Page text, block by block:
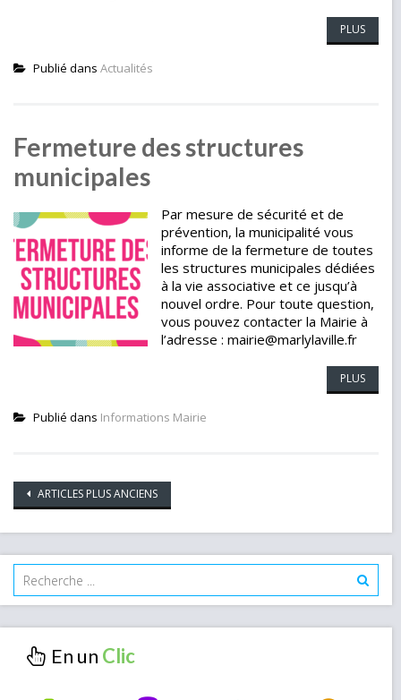
PLUS
Publié dans Actualités
Fermeture des structures
municipales
Par mesure de sécurité et de
prévention, la municipalité vous
informe de la fermeture de toutes
les structures municipales dédiées
à la vie associative et ce jusqu’à
nouvel ordre. Pour toute question,
vous pouvez contacter la Mairie à
l’adresse : mairie@marlylaville.fr
PLUS
Publié dans Informations Mairie
Navigation
des
articles
ARTICLES PLUS ANCIENS
En un